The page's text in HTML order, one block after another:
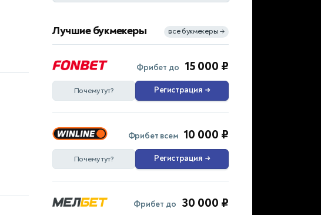
Лучшие букмекеры все букмекеры →
Фрибет до 15 000 ₽
Почему тут? Регистрация →
Фрибет всем 10 000 ₽
Почему тут? Регистрация →
Фрибет до 30 000 ₽